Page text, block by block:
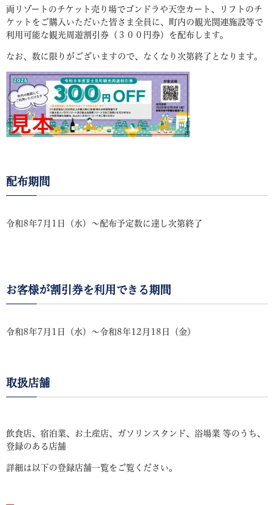
両リゾートのチケット売り場でゴンドラや天空カート、リフトのチ
ケットをご購入いただいた皆さま全員に、町内の観光関連施設等で
利用可能な観光周遊割引券（３００円券）を配布します。
なお、数に限りがございますので、なくなり次第終了となります。
配布期間
令和8年7月1日（水）～配布予定数に達し次第終了
お客様が割引券を利用できる期間
令和8年7月1日（水）～令和8年12月18日（金）
取扱店舗
飲食店、宿泊業、お土産店、ガソリンスタンド、浴場業 等のうち、
登録のある店舗
詳細は以下の登録店舗一覧をご覧ください。